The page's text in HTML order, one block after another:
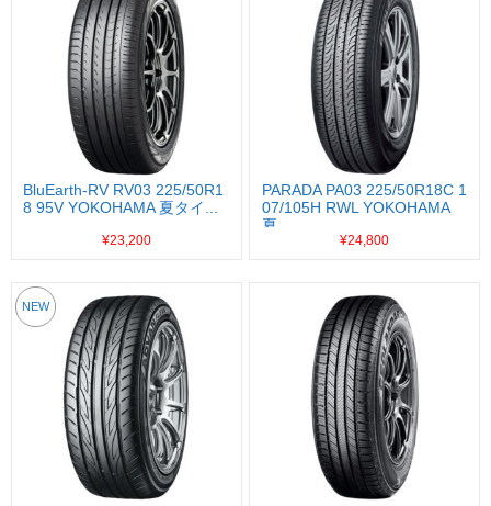
BluEarth-RV RV03 225/50R1
8 95V YOKOHAMA 夏タイ...
¥23,200
PARADA PA03 225/50R18C 1
07/105H RWL YOKOHAMA
夏...
¥24,800
NEW